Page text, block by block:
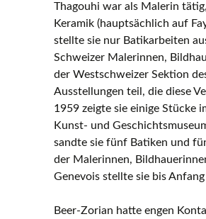
Thagouhi war als Malerin
Keramik (hauptsächlich auf
stellte sie nur Batikarbeiten
Schweizer Malerinnen,
der Westschweizer Sektion
Ausstellungen teil, die diese
1959 zeigte sie einige Stücke
Kunst- und
sandte sie fünf Batiken und
der Malerinnen,
Genevois stellte sie bis
Beer-Zorian hatte engen